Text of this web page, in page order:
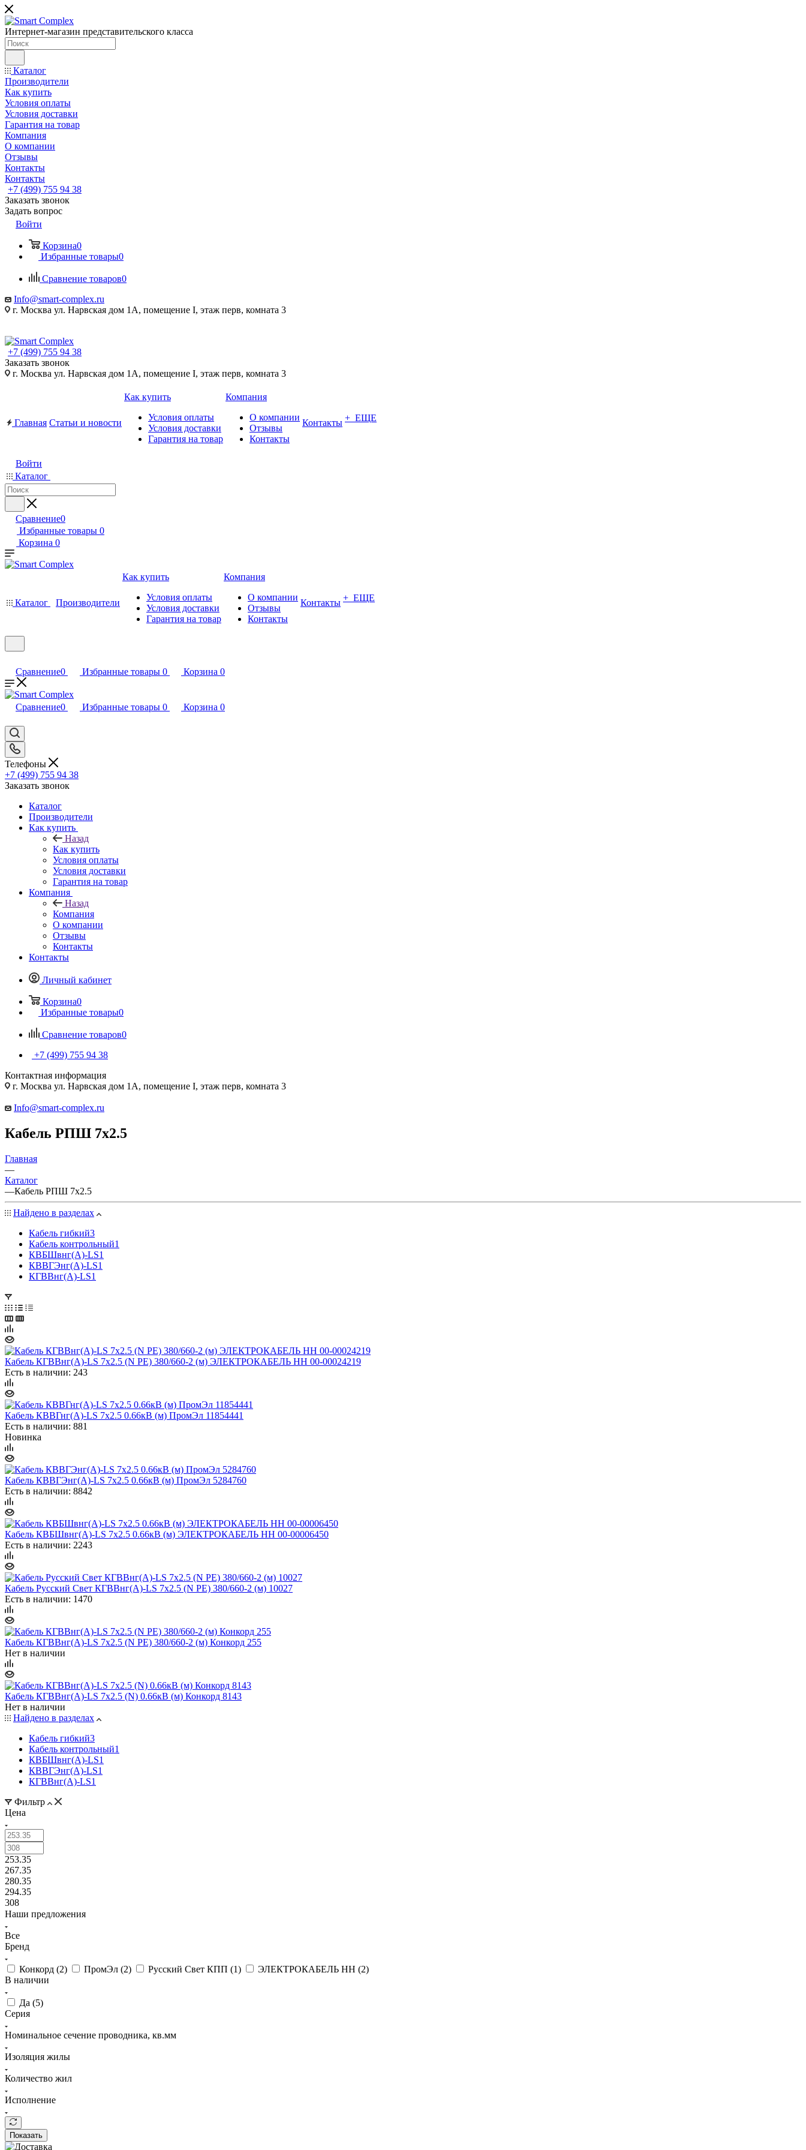
Интернет-магазин представительского класса
Каталог
Производители
Как купить
Условия оплаты
Условия доставки
Гарантия на товар
Компания
О компании
Отзывы
Контакты
Контакты
+7 (499) 755 94 38
Заказать звонок
Задать вопрос
Войти
Корзина0
Избранные товары0
Сравнение товаров0
Info@smart-complex.ru
г. Москва ул. Нарвская дом 1А, помещение I, этаж перв, комната 3
+7 (499) 755 94 38
Заказать звонок
г. Москва ул. Нарвская дом 1А, помещение I, этаж перв, комната 3
Главная Статьи и новости
Как купить
Условия оплаты
Условия доставки
Гарантия на товар
Компания
О компании
Отзывы
Контакты
Контакты + ЕЩЕ
Войти
Каталог
Сравнение0
Избранные товары 0
Корзина 0
Каталог Производители
Как купить
Условия оплаты
Условия доставки
Гарантия на товар
Компания
О компании
Отзывы
Контакты
Контакты + ЕЩЕ
Сравнение0 Избранные товары 0 Корзина 0
Сравнение0 Избранные товары 0 Корзина 0
Телефоны
+7 (499) 755 94 38
Заказать звонок
Каталог
Производители
Как купить
Назад
Как купить
Условия оплаты
Условия доставки
Гарантия на товар
Компания
Назад
Компания
О компании
Отзывы
Контакты
Контакты
Личный кабинет
Корзина0
Избранные товары0
Сравнение товаров0
+7 (499) 755 94 38
Контактная информация
г. Москва ул. Нарвская дом 1А, помещение I, этаж перв, комната 3
Info@smart-complex.ru
Кабель РПШ 7х2.5
Главная
—
Каталог
—Кабель РПШ 7х2.5
Найдено в разделах
Кабель гибкий3
Кабель контрольный1
КВБШвнг(А)-LS1
КВВГЭнг(А)-LS1
КГВВнг(А)-LS1
Кабель КГВВнг(А)-LS 7х2.5 (N PE) 380/660-2 (м) ЭЛЕКТРОКАБЕЛЬ НН 00-00024219
Есть в наличии: 243
Кабель КВВГнг(А)-LS 7х2.5 0.66кВ (м) ПромЭл 11854441
Есть в наличии: 881
Новинка
Кабель КВВГЭнг(А)-LS 7х2.5 0.66кВ (м) ПромЭл 5284760
Есть в наличии: 8842
Кабель КВБШвнг(А)-LS 7х2.5 0.66кВ (м) ЭЛЕКТРОКАБЕЛЬ НН 00-00006450
Есть в наличии: 2243
Кабель Русский Свет КГВВнг(А)-LS 7х2.5 (N PE) 380/660-2 (м) 10027
Есть в наличии: 1470
Кабель КГВВнг(А)-LS 7х2.5 (N PE) 380/660-2 (м) Конкорд 255
Нет в наличии
Кабель КГВВнг(А)-LS 7х2.5 (N) 0.66кВ (м) Конкорд 8143
Нет в наличии
Найдено в разделах
Кабель гибкий3
Кабель контрольный1
КВБШвнг(А)-LS1
КВВГЭнг(А)-LS1
КГВВнг(А)-LS1
Фильтр
Цена
253.35
267.35
280.35
294.35
308
Наши предложения
Все
Бренд
Конкорд (2) ПромЭл (2) Русский Свет КПП (1) ЭЛЕКТРОКАБЕЛЬ НН (2)
В наличии
Да (5)
Серия
Номинальное сечение проводника, кв.мм
Изоляция жилы
Количество жил
Исполнение
Показать